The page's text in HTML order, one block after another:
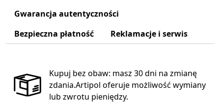
Gwarancja autentyczności
Bezpieczna płatność
Reklamacje i serwis
Kupuj bez obaw: masz 30 dni na zmianę
zdania.Artipol oferuje możliwość wymiany
lub zwrotu pieniędzy.